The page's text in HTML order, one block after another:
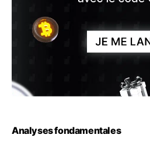
Analyses fondamentales